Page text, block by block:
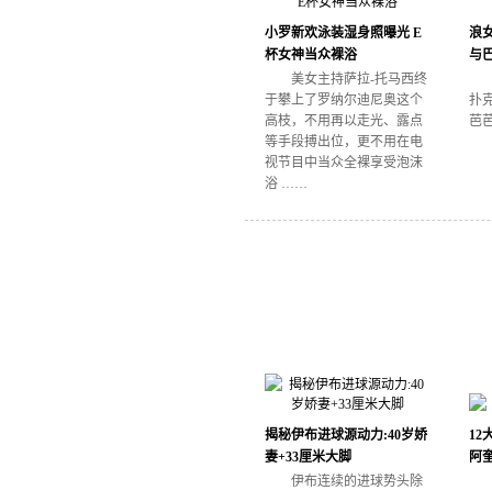
小罗新欢泳装湿身照曝光 E
杯女神当众裸浴
美女主持萨拉-托马西终
于攀上了罗纳尔迪尼奥这个
高枝，不用再以走光、露点
等手段搏出位，更不用在电
视节目中当众全裸享受泡沫
浴 ……
浪
与
扑
芭
揭秘伊布进球源动力:40岁娇
妻+33厘米大脚
伊布连续的进球势头除
12
阿